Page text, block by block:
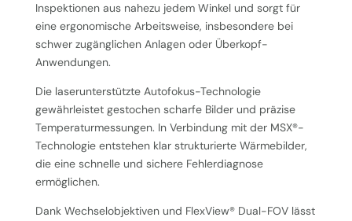
Inspektionen aus nahezu jedem Winkel und sorgt für
eine ergonomische Arbeitsweise, insbesondere bei
schwer zugänglichen Anlagen oder Überkopf-
Anwendungen.
Die laserunterstützte Autofokus-Technologie
gewährleistet gestochen scharfe Bilder und präzise
Temperaturmessungen. In Verbindung mit der MSX®-
Technologie entstehen klar strukturierte Wärmebilder,
die eine schnelle und sichere Fehlerdiagnose
ermöglichen.
Dank Wechselobjektiven und FlexView® Dual-FOV lässt